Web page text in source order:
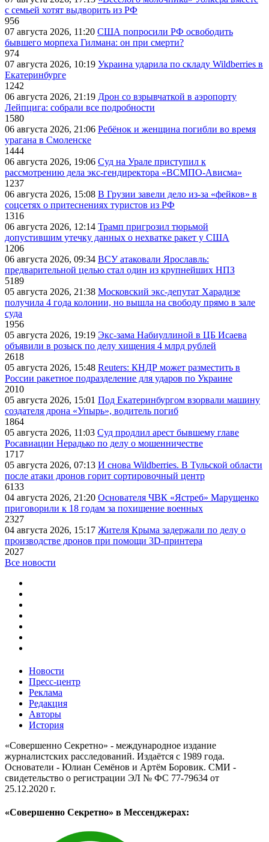
с семьей хотят выдворить из РФ
956
07 августа 2026, 11:20 США попросили РФ освободить
бывшего морпеха Гилмана: он при смерти?
974
07 августа 2026, 10:19 Украина ударила по складу Wildberries в
Екатеринбурге
1242
06 августа 2026, 21:19 Дрон со взрывчаткой в аэропорту
Лейпцига: собрали все подробности
1580
06 августа 2026, 21:06 Ребёнок и женщина погибли во время
урагана в Смоленске
1444
06 августа 2026, 19:06 Суд на Урале приступил к
рассмотрению дела экс-гендиректора «ВСМПО-Ависма»
1237
06 августа 2026, 15:08 В Грузии завели дело из-за «фейков» в
соцсетях о притеснениях туристов из РФ
1316
06 августа 2026, 12:14 Трамп пригрозил тюрьмой
допустившим утечку данных о нехватке ракет у США
1206
06 августа 2026, 09:34 ВСУ атаковали Ярославль:
предварительной целью стал один из крупнейших НПЗ
5189
05 августа 2026, 21:38 Московский экс-депутат Харадизе
получила 4 года колонии, но вышла на свободу прямо в зале
суда
1956
05 августа 2026, 19:19 Экс-зама Набиуллиной в ЦБ Исаева
объявили в розыск по делу хищения 4 млрд рублей
2618
05 августа 2026, 15:48 Reuters: КНДР может разместить в
России ракетное подразделение для ударов по Украине
2010
05 августа 2026, 15:01 Под Екатеринбургом взорвали машину
создателя дрона «Упырь», водитель погиб
1864
05 августа 2026, 11:03 Суд продлил арест бывшему главе
Росавиации Нерадько по делу о мошенничестве
1717
05 августа 2026, 07:13 И снова Wildberries. В Тульской области
после атаки дронов горит сортировочный центр
6133
04 августа 2026, 21:20 Основателя ЧВК «Ястреб» Марущенко
приговорили к 18 годам за похищение военных
2327
04 августа 2026, 15:17 Жителя Крыма задержали по делу о
производстве дронов при помощи 3D‑принтера
2027
Все новости
Новости
Пресс-центр
Реклама
Редакция
Авторы
История
«Совершенно Секретно» - международное издание
журналистских расследований. Издаётся с 1989 года.
Основатели - Юлиан Семёнов и Артём Боровик. CМИ -
свидетельство о регистрации ЭЛ № ФС 77-79634 от
25.12.2020 г.
«Совершенно Секретно» в Мессенджерах: